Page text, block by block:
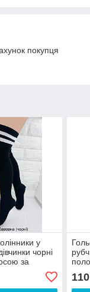
покупця
у
чорні
за
110